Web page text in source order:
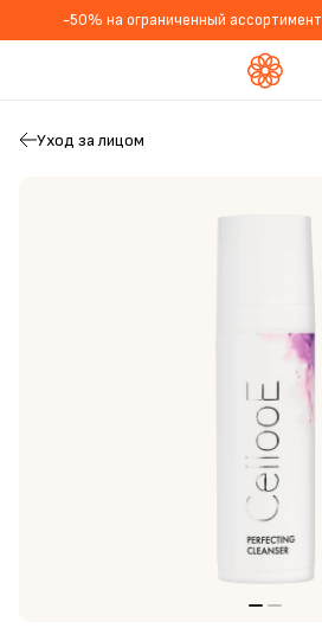
-50% на ограниченный
Уход за лицом